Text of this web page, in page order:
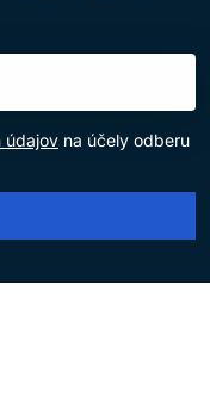
údajov na účely odberu